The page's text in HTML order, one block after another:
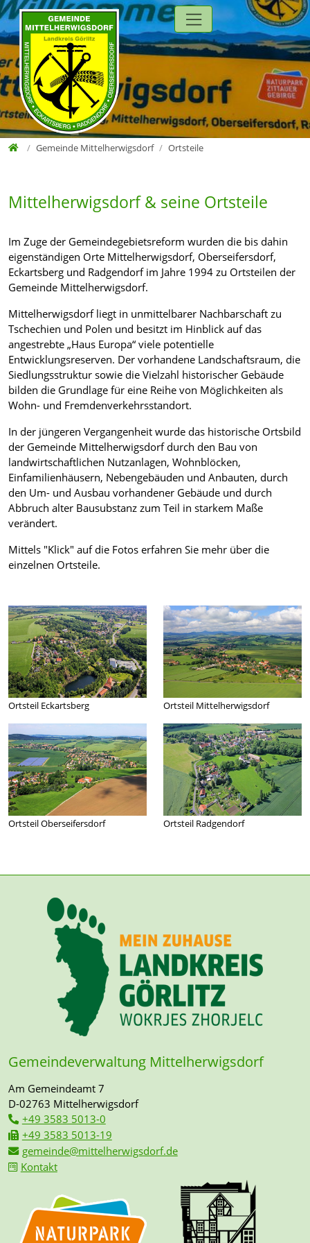
Direkt zur Hauptnavigation springen
Direkt zum Inhalt springen
Zur Unternavigation springen
HomeGemeinde Mittelherwigsdorf Ortsteile
Mittelherwigsdorf & seine Ortsteile
Im Zuge der Gemeindegebietsreform wurden die bis dahin
eigenständigen Orte Mittelherwigsdorf, Oberseifersdorf,
Eckartsberg und Radgendorf im Jahre 1994 zu Ortsteilen der
Gemeinde Mittelherwigsdorf.
Mittelherwigsdorf liegt in unmittelbarer Nachbarschaft zu
Tschechien und Polen und besitzt im Hinblick auf das
angestrebte „Haus Europa“ viele potentielle
Entwicklungsreserven. Der vorhandene Landschaftsraum, die
Siedlungsstruktur sowie die Vielzahl historischer Gebäude
bilden die Grundlage für eine Reihe von Möglichkeiten als
Wohn- und Fremdenverkehrsstandort.
In der jüngeren Vergangenheit wurde das historische Ortsbild
der Gemeinde Mittelherwigsdorf durch den Bau von
landwirtschaftlichen Nutzanlagen, Wohnblöcken,
Einfamilienhäusern, Nebengebäuden und Anbauten, durch
den Um- und Ausbau vorhandener Gebäude und durch
Abbruch alter Bausubstanz zum Teil in starkem Maße
verändert.
Mittels "Klick" auf die Fotos erfahren Sie mehr über die
einzelnen Ortsteile.
Ortsteil Eckartsberg Ortsteil Mittelherwigsdorf
Ortsteil Oberseifersdorf Ortsteil Radgendorf
Gemeindeverwaltung Mittelherwigsdorf
Am Gemeindeamt 7
D-02763 Mittelherwigsdorf
+49 3583 5013-0
+49 3583 5013-19
gemeinde@mittelherwigsdorf.de
Kontakt